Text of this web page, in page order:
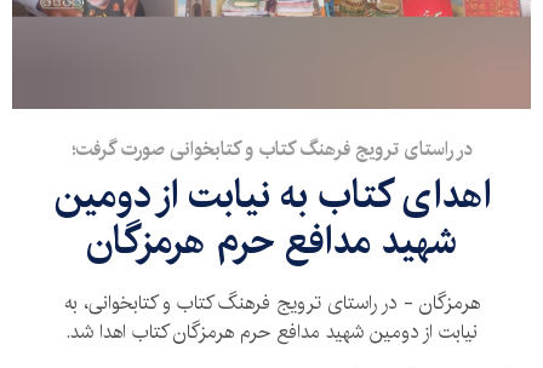
در راستای ترویج فرهنگ کتاب و کتابخوانی صورت گرفت؛
اهدای کتاب به نیابت از دومین
شهید مدافع حرم هرمزگان
هرمزگان - در راستای ترویج فرهنگ کتاب و کتابخوانی، به
نیابت از دومین شهید مدافع حرم هرمزگان کتاب اهدا شد.